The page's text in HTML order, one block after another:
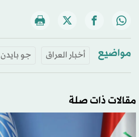
مواضيع أخبار العراق جو بايدن
مقالات ذات صلة